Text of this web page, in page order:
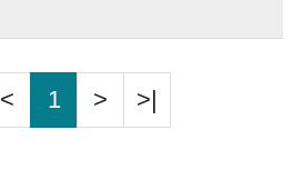
< 1 > >|